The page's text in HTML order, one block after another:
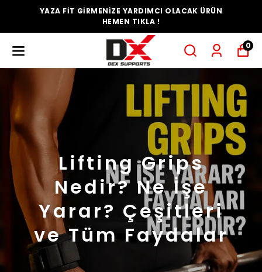
YAZA FİT GİRMENİZE YARDIMCI OLACAK ÜRÜN
HEMEN TIKLA !
0
Lifting Grips
Nedir? Ne İşe
Yarar? Çeşitleri
ve Tüm Faydalar